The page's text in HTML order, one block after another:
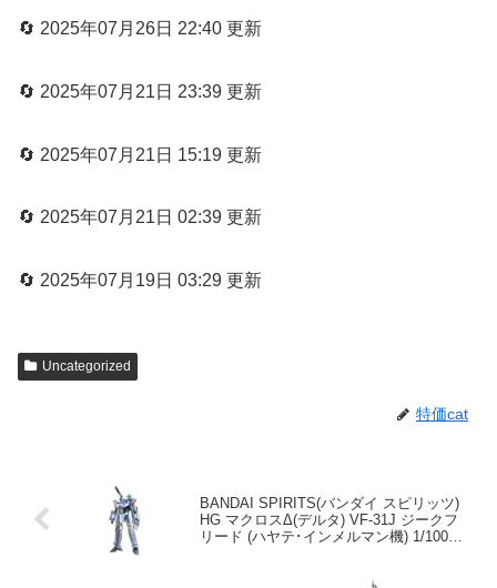
🔄 2025年07月26日 22:40 更新
🔄 2025年07月21日 23:39 更新
🔄 2025年07月21日 15:19 更新
🔄 2025年07月21日 02:39 更新
🔄 2025年07月19日 03:29 更新
Uncategorized
特価cat
BANDAI SPIRITS(バンダイ スピリッツ)
HG マクロスΔ(デルタ) VF-31J ジークフ
リード (ハヤテ･インメルマン機) 1/100ス